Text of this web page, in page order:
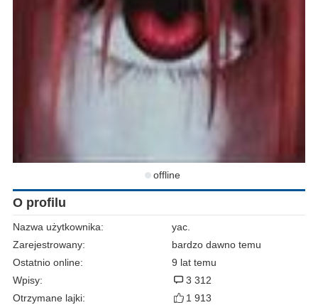
offline
O profilu
Nazwa użytkownika:
yac.
Zarejestrowany:
bardzo dawno temu
Ostatnio online:
9 lat temu
Wpisy:
3 312
Otrzymane lajki:
1 913